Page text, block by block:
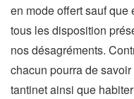
en mode offert sauf que
tous les disposition
nos désagréments.
chacun pourra de
tantinet ainsi que